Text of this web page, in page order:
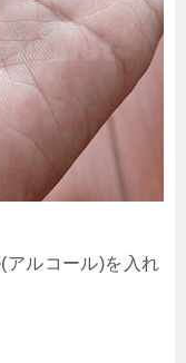
アルコール)を入れ